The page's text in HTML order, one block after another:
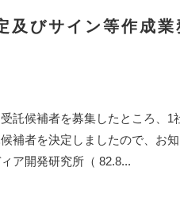
及びサイン等作成
託候補者を募集したところ、
補者を決定しましたので、お
ア開発研究所（ 82.8...